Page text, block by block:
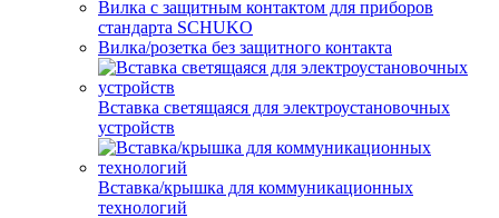
Вилка с защитным контактом для приборов
стандарта SCHUKO
Вилка/розетка без защитного контакта
Вставка светящаяся для электроустановочных
устройств
Вставка/крышка для коммуникационных
технологий